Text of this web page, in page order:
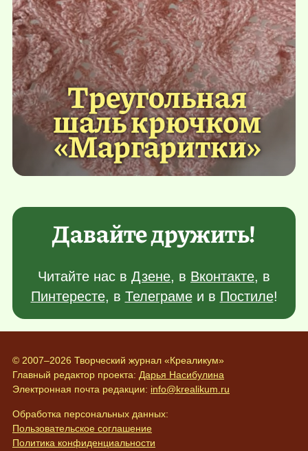
Треугольная
шаль крючком
«Маргаритки»
Давайте дружить!
Читайте нас в Дзене, в Вконтакте, в
Пинтересте, в Телеграмеи в Постиле!
© 2007–2026 Творческий журнал «Креаликум»
Главный редактор проекта: Дарья Насибулина
Электронная почта редакции: info@krealikum.ru
Обработка персональных данных:
Пользовательское соглашение
Политика конфиденциальности